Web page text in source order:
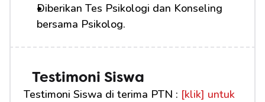
Diberikan Tes Psikologi dan Konseling
bersama Psikolog.
Testimoni Siswa
Testimoni Siswa di terima PTN : [klik] untuk